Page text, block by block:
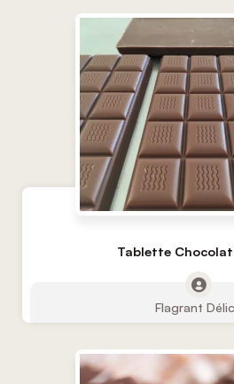
Tablette
Flagrant